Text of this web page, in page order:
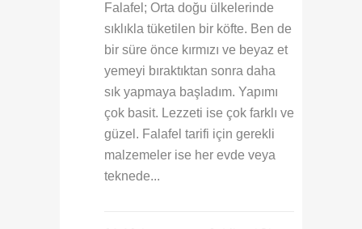
Falafel; Orta doğu ülkelerinde
sıklıkla tüketilen bir köfte. Ben de
bir süre önce kırmızı ve beyaz et
yemeyi bıraktıktan sonra daha
sık yapmaya başladım. Yapımı
çok basit. Lezzeti ise çok farklı ve
güzel. Falafel tarifi için gerekli
malzemeler ise her evde veya
teknede...